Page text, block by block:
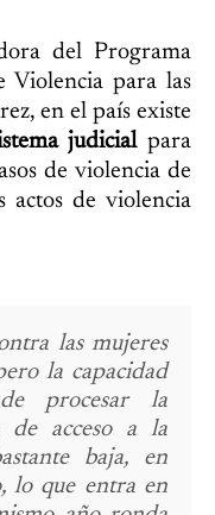
del Programa
Violencia para las
en el país existe
judicialpara
de violencia de
actos de violencia
las mujeres
la capacidad
procesar la
de acceso a la
baja, en
lo que entra en